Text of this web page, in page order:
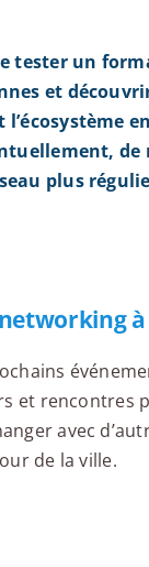
tester un
et
l’écosystème
de
plus
à
et rencontres
avec
de la ville.